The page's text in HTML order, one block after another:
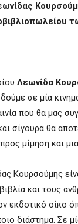
Λεωνίδα
σε μία
που θα μας
σίγουρα θα
μίμηση και
Κουρσούμης
και τους
εκδοτικό οίκο
διάστημα. Σε